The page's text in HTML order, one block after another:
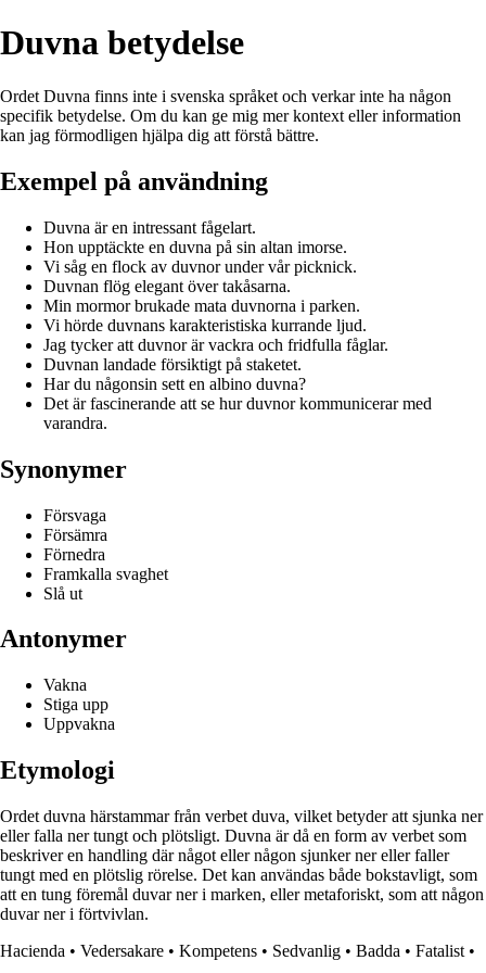
Duvna betydelse
Ordet Duvna finns inte i svenska språket och verkar inte ha någon
specifik betydelse. Om du kan ge mig mer kontext eller information
kan jag förmodligen hjälpa dig att förstå bättre.
Exempel på användning
Duvna är en intressant fågelart.
Hon upptäckte en duvna på sin altan imorse.
Vi såg en flock av duvnor under vår picknick.
Duvnan flög elegant över takåsarna.
Min mormor brukade mata duvnorna i parken.
Vi hörde duvnans karakteristiska kurrande ljud.
Jag tycker att duvnor är vackra och fridfulla fåglar.
Duvnan landade försiktigt på staketet.
Har du någonsin sett en albino duvna?
Det är fascinerande att se hur duvnor kommunicerar med
varandra.
Synonymer
Försvaga
Försämra
Förnedra
Framkalla svaghet
Slå ut
Antonymer
Vakna
Stiga upp
Uppvakna
Etymologi
Ordet duvna härstammar från verbet duva, vilket betyder att sjunka ner
eller falla ner tungt och plötsligt. Duvna är då en form av verbet som
beskriver en handling där något eller någon sjunker ner eller faller
tungt med en plötslig rörelse. Det kan användas både bokstavligt, som
att en tung föremål duvar ner i marken, eller metaforiskt, som att någon
duvar ner i förtvivlan.
Hacienda • Vedersakare • Kompetens • Sedvanlig • Badda • Fatalist •